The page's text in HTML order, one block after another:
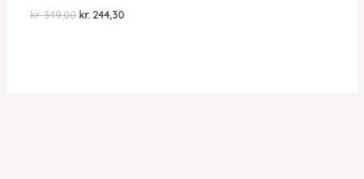
kr.349,00 Den
kr. 244,30Den